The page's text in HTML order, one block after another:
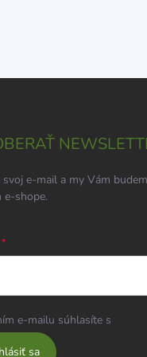
e-mail a my Vám
e-shope.
e-mailu súhlasíte s
sa